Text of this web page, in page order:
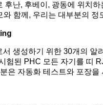
후난, 후베이, 광동에 위치
와 함께, 우리는 대부분의
서 생성하기 위한 30개의 알
험된 PHC 모든 자기를 띠
은 자동화 테스트와 포장을